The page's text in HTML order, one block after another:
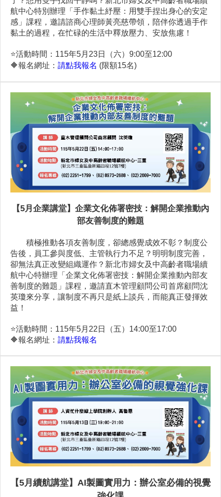
航中心特別辦理「手作黏土紓壓：用雙手捏出身心的安定
感」課程，邀請諮商心理師黃亮慈帶領，陪伴你透過手作
黏土的過程，在忙碌的生活中釋放壓力、安放焦慮！
⭐️活動時間：115年5月23日（六）9:00至12:00
🔶報名網址： 請點我報名 (限額15名)
【5月企業講堂】企業文化佈署密技：解開企業推動內
部友善制度的難題
積極推動各項友善制度，卻總感覺成效不彰？制度公
告後，員工參與度低、主管執行力不足？明明制度完善，
卻無法真正改變組織運作？新北市婦女及中高齡者職場續
航中心特辦理「企業文化佈署密技：解開企業推動內部友
善制度的難題」課程，邀請直木管理顧問公司首席顧問沈
英瓊來分享，讓制度不再只是紙上談兵，而能真正發揮效
益！
⭐️活動時間：115年5月22日（五）14:00至17:00
🔶報名網址： 請點我報名
【5月續航講堂】AI製圖實用力：辦公室必備的視覺